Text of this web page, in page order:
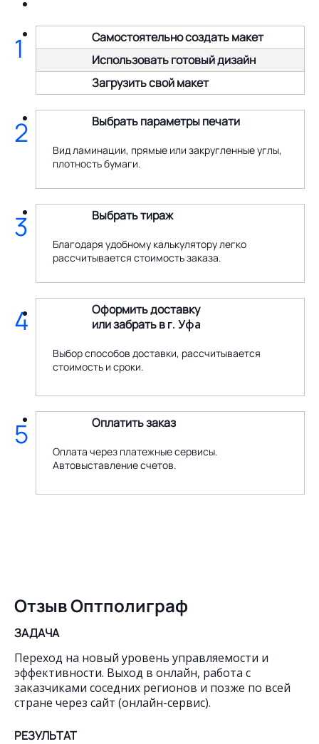
Самостоятельно создать макет
Использовать готовый дизайн
Загрузить свой макет
1
Выбрать параметры печати
Вид ламинации, прямые или закругленные углы,
плотность бумаги.
2
Выбрать тираж
Благодаря удобному калькулятору легко
рассчитывается стоимость заказа.
3
Оформить доставку
или забрать вг. Уфа
Выбор способов доставки, рассчитывается
стоимость и сроки.
4
Оплатить заказ
Оплата через платежные сервисы.
Автовыставление счетов.
5
Отзыв Оптполиграф
ЗАДАЧА
Переход на новый уровень управляемости и
эффективности. Выход в онлайн, работа с
заказчиками соседних регионов и позже по всей
стране через сайт (онлайн-сервис).
РЕЗУЛЬТАТ